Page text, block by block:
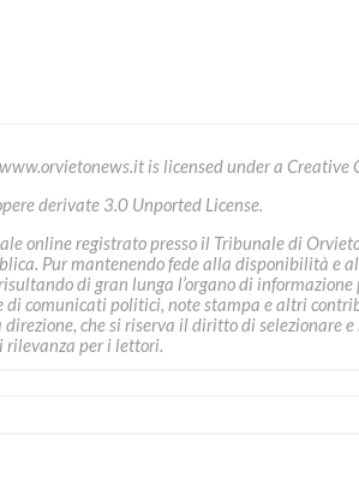
is licensed under a Creative
derivate 3.0 Unported License.
online registrato presso il Tribunale di
Pur mantenendo fede alla disponibilità e
di gran lunga l’organo di informazione
di comunicati politici, note stampa e altri
che si riserva il diritto di selezionare
rilevanza per i lettori.